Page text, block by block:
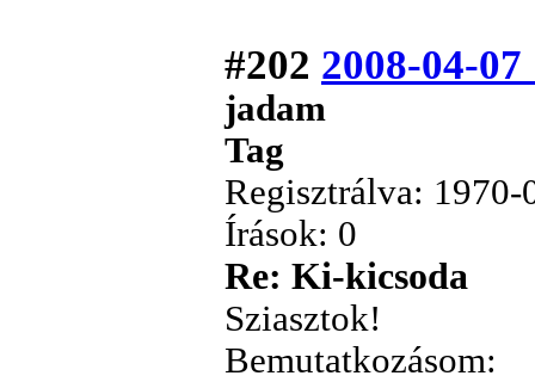
#202 2008-04-07
jadam
Tag
Regisztrálva: 1970-
Írások: 0
Re: Ki-kicsoda
Sziasztok!
Bemutatkozásom: